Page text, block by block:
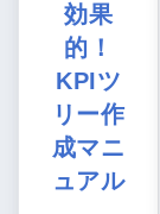
効果
的！
KPIツ
リー作
成マニ
ュアル